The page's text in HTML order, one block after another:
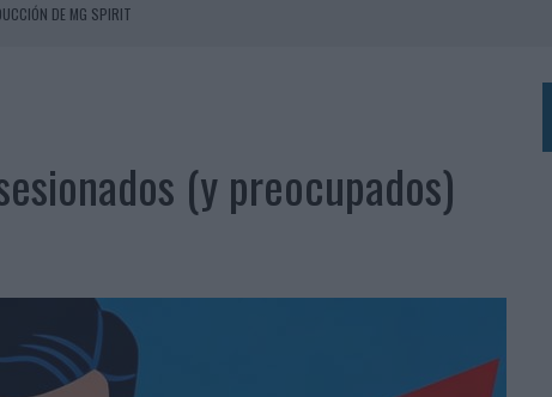
DE MG SPIRIT
CENTRADA EN EL ORIGEN BARCELONÉS
UNA EXPERIENCIA DE MARCA EN IBIZA
LAS MARCAS
IA
LA INFANCIA EN SU ESTRATEGIA
(y preocupados)